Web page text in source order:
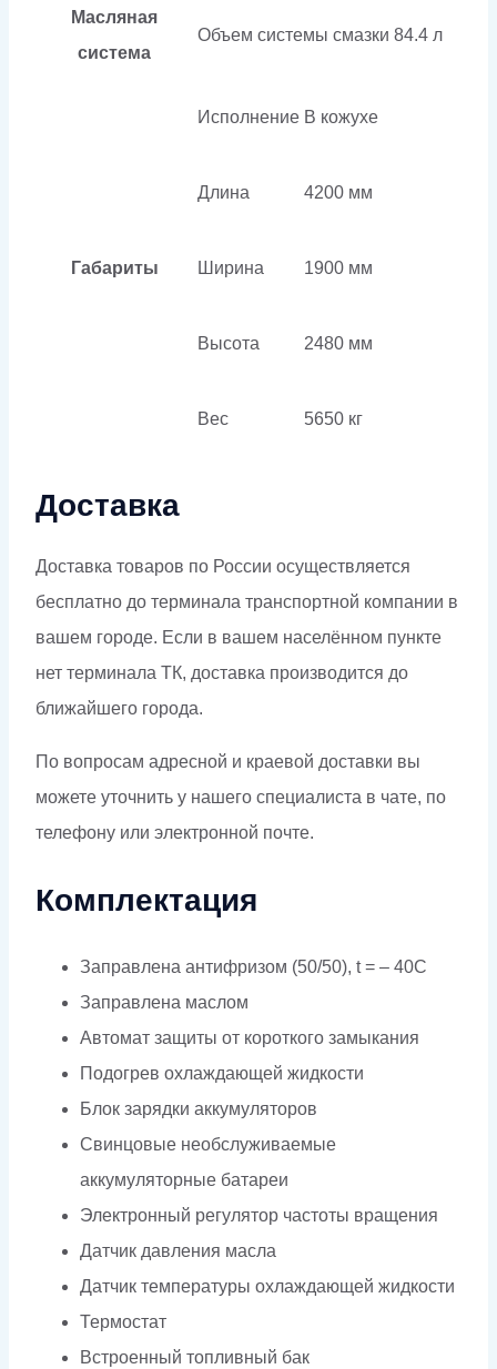
Масляная
система
Объем системы смазки 84.4 л
Габариты
Исполнение В кожухе
Длина 4200 мм
Ширина 1900 мм
Высота 2480 мм
Вес 5650 кг
Доставка
Доставка товаров по России осуществляется
бесплатно до терминала транспортной компании в
вашем городе. Если в вашем населённом пункте
нет терминала ТК, доставка производится до
ближайшего города.
По вопросам адресной и краевой доставки вы
можете уточнить у нашего специалиста в чате, по
телефону или электронной почте.
Комплектация
Заправлена антифризом (50/50), t = – 40C
Заправлена маслом
Автомат защиты от короткого замыкания
Подогрев охлаждающей жидкости
Блок зарядки аккумуляторов
Свинцовые необслуживаемые
аккумуляторные батареи
Электронный регулятор частоты вращения
Датчик давления масла
Датчик температуры охлаждающей жидкости
Термостат
Встроенный топливный бак